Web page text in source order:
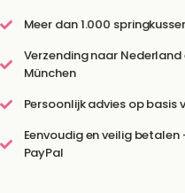
Meer dan 1.000
Verzending naar
München
Persoonlijk advies op basis
Eenvoudig en veilig betalen
PayPal